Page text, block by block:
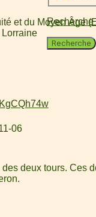
Recherche
Recherche
et du Moyen Âge
06
deux tours. Ces